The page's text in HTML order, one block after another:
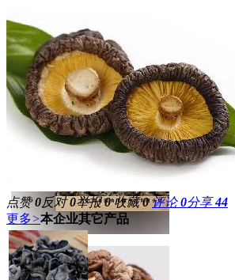
点赞0反对0举报0 收藏0 评论0分享44
更多>本企业其它产品